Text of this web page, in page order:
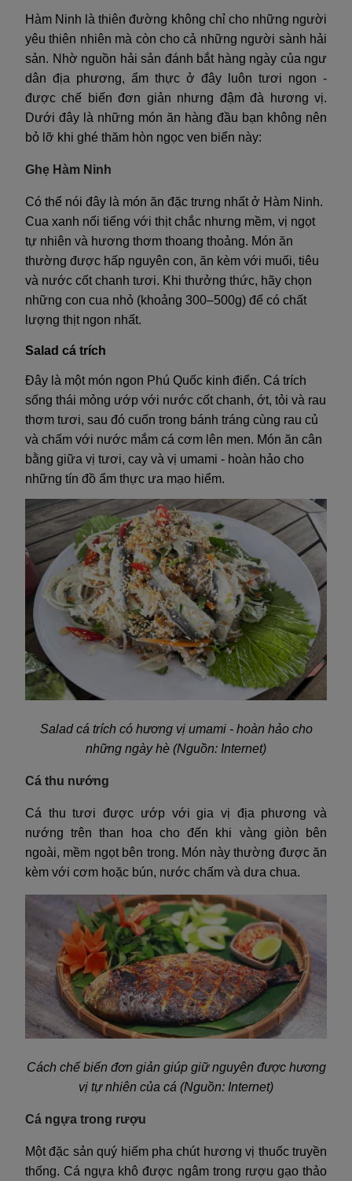
Hàm Ninh là thiên đường không chỉ cho những người
yêu thiên nhiên mà còn cho cả những người sành hải
sản. Nhờ nguồn hải sản đánh bắt hàng ngày của ngư
dân địa phương, ẩm thực ở đây luôn tươi ngon -
được chế biến đơn giản nhưng đậm đà hương vị.
Dưới đây là những món ăn hàng đầu bạn không nên
bỏ lỡ khi ghé thăm hòn ngọc ven biển này:
Ghẹ Hàm Ninh
Có thể nói đây là món ăn đặc trưng nhất ở Hàm Ninh.
Cua xanh nổi tiếng với thịt chắc nhưng mềm, vị ngọt
tự nhiên và hương thơm thoang thoảng. Món ăn
thường được hấp nguyên con, ăn kèm với muối, tiêu
và nước cốt chanh tươi. Khi thưởng thức, hãy chọn
những con cua nhỏ (khoảng 300–500g) để có chất
lượng thịt ngon nhất.
Salad cá trích
Đây là một món ngon Phú Quốc kinh điển. Cá trích
sống thái mỏng ướp với nước cốt chanh, ớt, tỏi và rau
thơm tươi, sau đó cuốn trong bánh tráng cùng rau củ
và chấm với nước mắm cá cơm lên men. Món ăn cân
bằng giữa vị tươi, cay và vị umami - hoàn hảo cho
những tín đồ ẩm thực ưa mạo hiểm.
Salad cá trích có hương vị umami - hoàn hảo cho
những ngày hè (Nguồn: Internet)
Cá thu nướng
Cá thu tươi được ướp với gia vị địa phương và
nướng trên than hoa cho đến khi vàng giòn bên
ngoài, mềm ngọt bên trong. Món này thường được ăn
kèm với cơm hoặc bún, nước chấm và dưa chua.
Cách chế biến đơn giản giúp giữ nguyên được hương
vị tự nhiên của cá (Nguồn: Internet)
Cá ngựa trong rượu
Một đặc sản quý hiếm pha chút hương vị thuốc truyền
thống. Cá ngựa khô được ngâm trong rượu gạo thảo